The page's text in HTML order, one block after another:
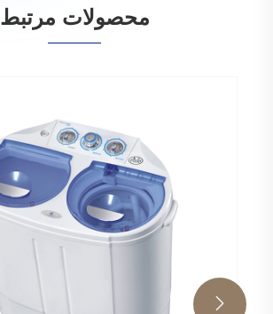
محصولات مرتبط
